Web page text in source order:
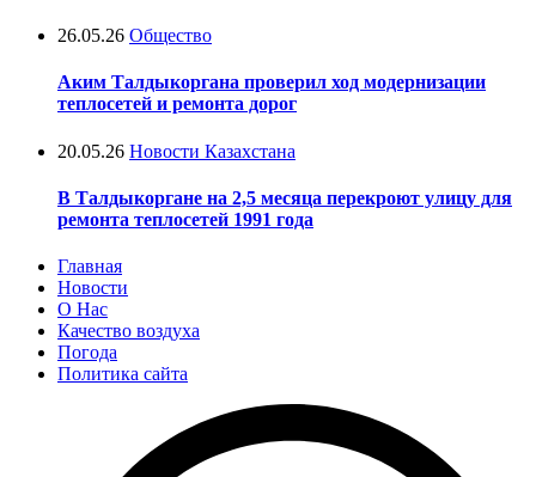
26.05.26 Общество
Аким Талдыкоргана проверил ход модернизации
теплосетей и ремонта дорог
20.05.26 Новости Казахстана
В Талдыкоргане на 2,5 месяца перекроют улицу для
ремонта теплосетей 1991 года
Главная
Новости
О Нас
Качество воздуха
Погода
Политика сайта